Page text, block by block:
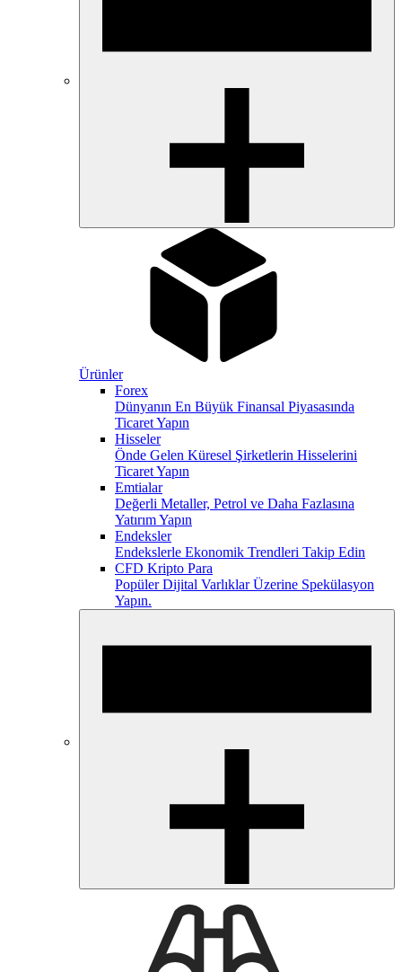
Ürünler
Forex
Dünyanın En Büyük Finansal Piyasasında
Ticaret Yapın
Hisseler
Önde Gelen Küresel Şirketlerin Hisselerini
Ticaret Yapın
Emtialar
Değerli Metaller, Petrol ve Daha Fazlasına
Yatırım Yapın
Endeksler
Endekslerle Ekonomik Trendleri Takip Edin
CFD Kripto Para
Popüler Dijital Varlıklar Üzerine Spekülasyon
Yapın.